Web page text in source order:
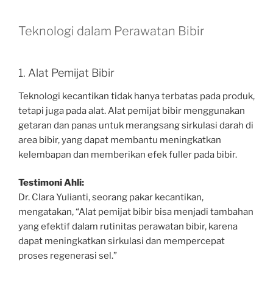
Teknologi dalam Perawatan Bibir
1. Alat Pemijat Bibir
Teknologi kecantikan tidak hanya terbatas pada produk,
tetapi juga pada alat. Alat pemijat bibir menggunakan
getaran dan panas untuk merangsang sirkulasi darah di
area bibir, yang dapat membantu meningkatkan
kelembapan dan memberikan efek fuller pada bibir.
Testimoni Ahli:
Dr. Clara Yulianti, seorang pakar kecantikan,
mengatakan, “Alat pemijat bibir bisa menjadi tambahan
yang efektif dalam rutinitas perawatan bibir, karena
dapat meningkatkan sirkulasi dan mempercepat
proses regenerasi sel.”